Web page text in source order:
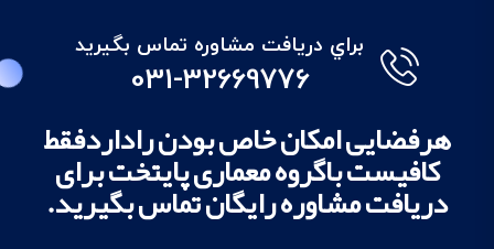
براي دريافت مشاوره تماس بگيريد
031-32669776
هرفضایی امکان خاص بودن راداردفقط
کافیست باگروه معماری پایتخت برای
دریافت مشاوره رایگان تماس بگیرید.